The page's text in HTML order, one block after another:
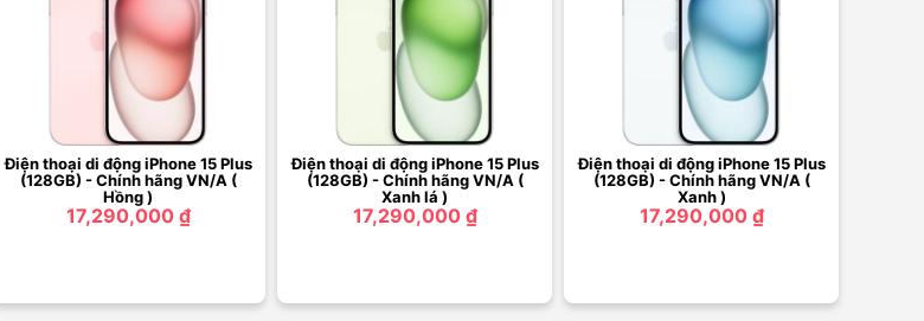
Điện thoại di động iPhone 15 Plus
(128GB) - Chính hãng VN/A (
Hồng )
17,290,000 ₫
Điện thoại di động iPhone 15 Plus
(128GB) - Chính hãng VN/A (
Xanh lá )
17,290,000 ₫
Điện thoại di động iPhone 15 Plus
(128GB) - Chính hãng VN/A (
Xanh )
17,290,000 ₫